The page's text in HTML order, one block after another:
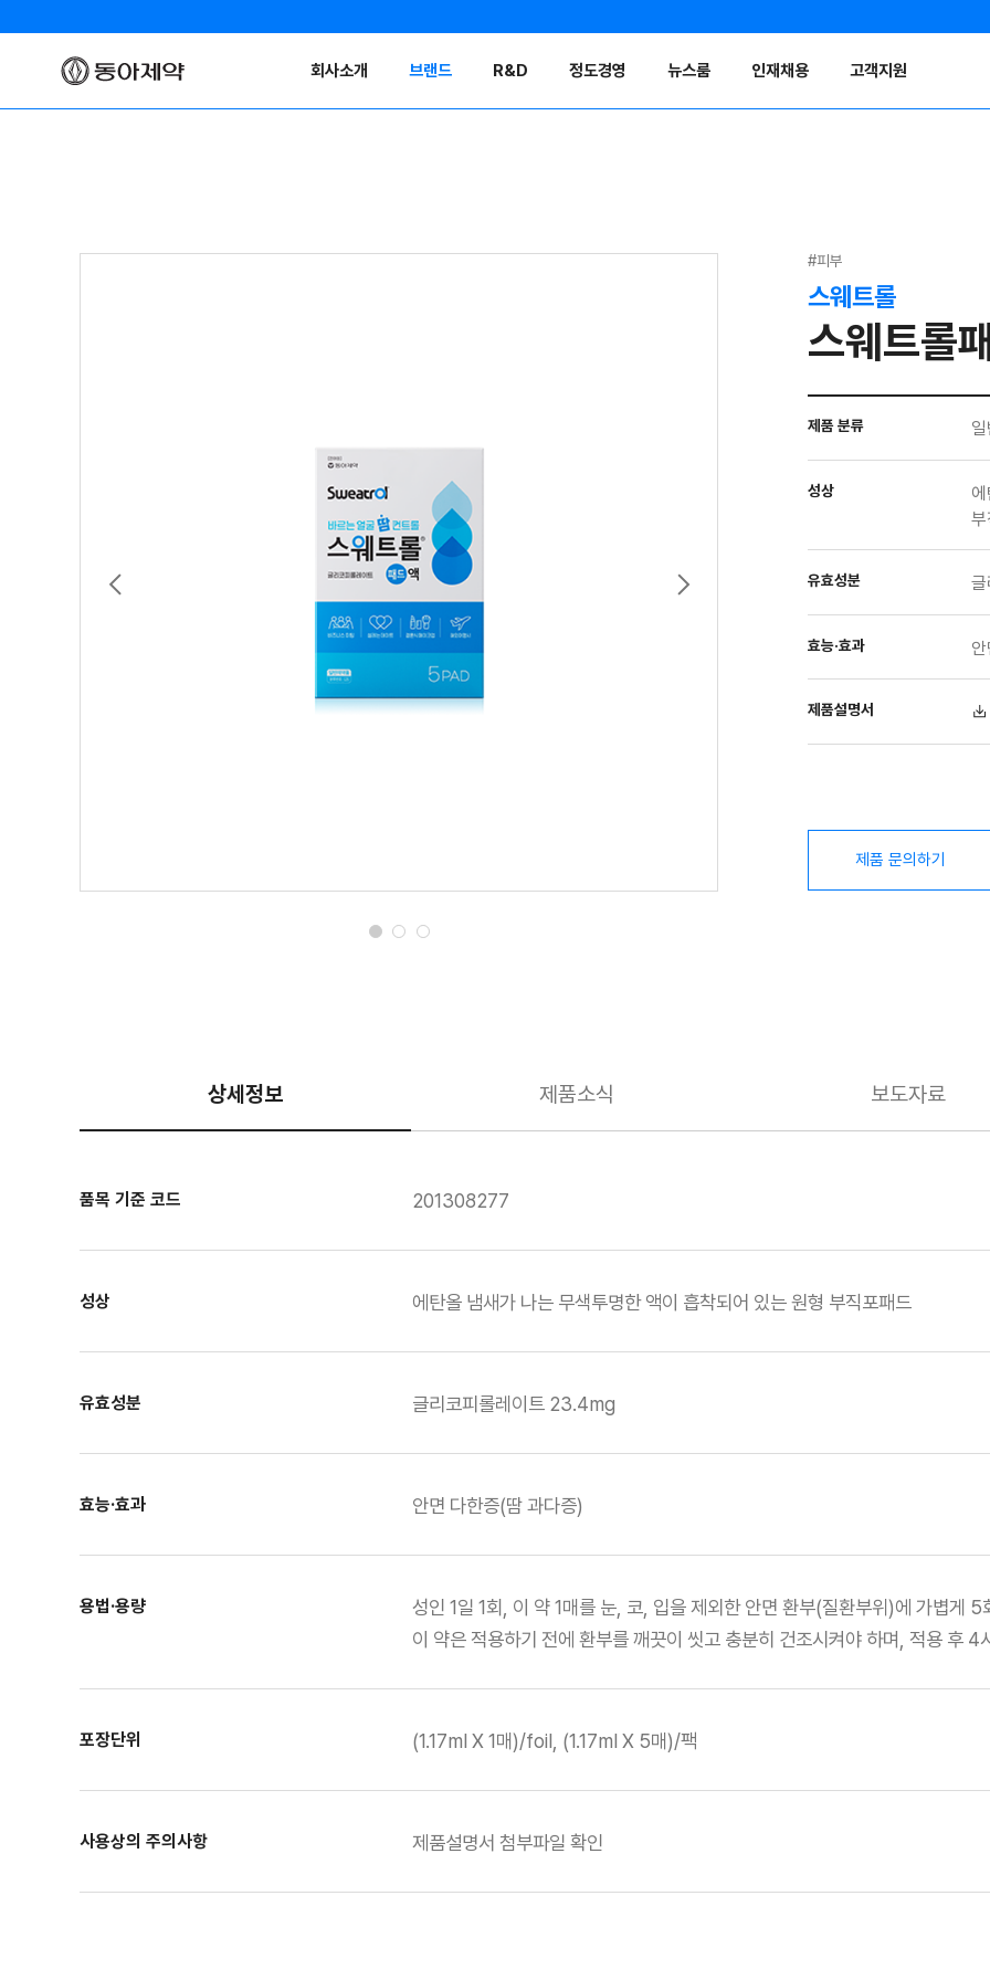
회사소개 브랜드 R&D 정도경영 뉴스룸 인재채용 고객지원
#피부
스웨트롤
스웨트롤
제품 분류
성상
유효성분
효능·효과
제품설명서
제품 문의하기
상세정보 제품소식 보도자료
품목 기준 코드 201308277
성상 에탄올 냄새가 나는 무색투명한 액이 흡착되어 있는 원형 부직포패드
유효성분 글리코피롤레이트 23.4mg
효능·효과 안면 다한증(땀 과다증)
용법·용량
성인 1일 1회, 이 약 1매를 눈, 코, 입을 제외한 안면 환부(질환부위)에 가볍게 5
이 약은 적용하기 전에 환부를 깨끗이 씻고 충분히 건조시켜야 하며, 적용 후
포장단위 (1.17ml X 1매)/foil, (1.17ml X 5매)/팩
사용상의 주의사항 제품설명서 첨부파일 확인